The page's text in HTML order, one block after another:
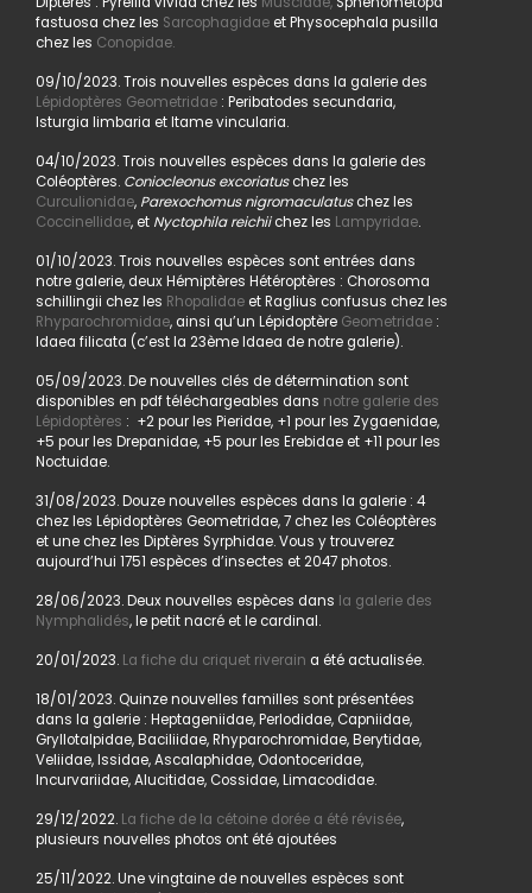
fastuosa chez les Sarcophagidaeet Physocephala pusilla
chez les Conopidae.
09/10/2023. Trois nouvelles espèces dans la galerie des
Lépidoptères Geometridae: Peribatodes secundaria,
Isturgia limbaria et Itame vincularia.
04/10/2023. Trois nouvelles espèces dans la galerie des
Coléoptères. Coniocleonus excoriatuschez les
Curculionidae, Parexochomus nigromaculatuschez les
Coccinellidae, et Nyctophila reichiichez les Lampyridae.
01/10/2023. Trois nouvelles espèces sont entrées dans
notre galerie, deux Hémiptères Hétéroptères : Chorosoma
schillingii chez les Rhopalidaeet Raglius confusus chez les
Rhyparochromidae, ainsi qu’un Lépidoptère Geometridae:
Idaea filicata (c’est la 23ème Idaea de notre galerie).
05/09/2023. De nouvelles clés de détermination sont
disponibles en pdf téléchargeables dans notre galerie des
Lépidoptères : +2 pour les Pieridae, +1 pour les Zygaenidae,
+5 pour les Drepanidae, +5 pour les Erebidae et +11 pour les
Noctuidae.
31/08/2023. Douze nouvelles espèces dans la galerie : 4
chez les Lépidoptères Geometridae, 7 chez les Coléoptères
et une chez les Diptères Syrphidae. Vous y trouverez
aujourd’hui 1751 espèces d’insectes et 2047 photos.
28/06/2023. Deux nouvelles espèces dans la galerie des
Nymphalidés, le petit nacré et le cardinal.
20/01/2023. La fiche du criquet riverain a été actualisée.
18/01/2023. Quinze nouvelles familles sont présentées
dans la galerie : Heptageniidae, Perlodidae, Capniidae,
Gryllotalpidae, Baciliidae, Rhyparochromidae, Berytidae,
Veliidae, Issidae, Ascalaphidae, Odontoceridae,
Incurvariidae, Alucitidae, Cossidae, Limacodidae.
29/12/2022. La fiche de la cétoine dorée a été révisée,
plusieurs nouvelles photos ont été ajoutées
25/11/2022. Une vingtaine de nouvelles espèces sont